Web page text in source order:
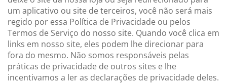
um aplicativo ou site de terceiros, você não será mais
regido por essa Política de Privacidade ou pelos
Termos de Serviço do nosso site. Quando você clica em
links em nosso site, eles podem lhe direcionar para
fora do mesmo. Não somos responsáveis pelas
práticas de privacidade de outros sites e lhe
incentivamos a ler as declarações de privacidade deles.